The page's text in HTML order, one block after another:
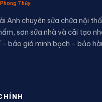
Thủy
Anh chuyên sửa chữa nội
sơn sửa nhà và cải tạo
- báo giá minh bạch - bảo